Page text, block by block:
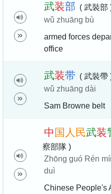
武装部 ( 武裝部
wǔ zhuāng bù
armed forces
office
武装带 ( 武裝帶
wǔ zhuāng dài
Sam Browne belt
中 国 人 民武装
察部隊 )
Zhōng guó Rén
duì
Chinese People's